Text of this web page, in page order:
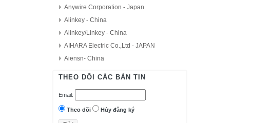
Anywire Corporation - Japan
Alinkey - China
Alinkey/Linkey - China
AIHARA Electric Co.,Ltd - JAPAN
Aiensn- China
AutomationDirect - USA
Delta - Taiwan
Danfoss - Denmark
THEO DÕI CÁC BẢN TIN
Email:
Theo dõi Hủy đăng ký